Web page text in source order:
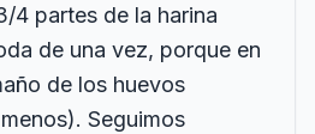
4 partes de la harina
de una vez, porque en
de los huevos
Seguimos